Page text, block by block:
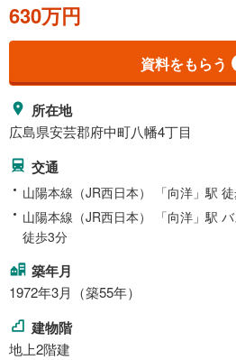
630万円
資料をもらう
所在地
広島県安芸郡府中町八幡4丁目
交通
山陽本線（JR西日本） 「向洋」駅
山陽本線（JR西日本） 「向洋」駅
徒歩3分
築年月
1972年3月（築55年）
建物階
地上2階建